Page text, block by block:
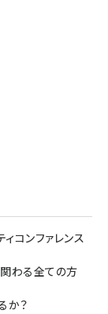
コンファレンス
わる全ての方
か？